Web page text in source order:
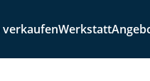
Werkstatt